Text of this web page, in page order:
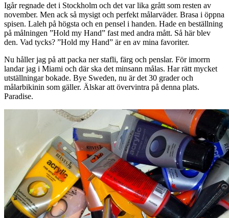
Igår regnade det i Stockholm och det var lika grått som resten av
november. Men ack så mysigt och perfekt målarväder. Brasa i öppna
spisen. Laleh på högsta och en pensel i handen. Hade en beställning
på målningen ”Hold my Hand” fast med andra mått. Så här blev
den. Vad tycks? ”Hold my Hand” är en av mina favoriter.
Nu håller jag på att packa ner stafli, färg och penslar. För imorrn
landar jag i Miami och där ska det minsann målas. Har rätt mycket
utställningar bokade. Bye Sweden, nu är det 30 grader och
målarbikinin som gäller. Älskar att övervintra på denna plats.
Paradise.